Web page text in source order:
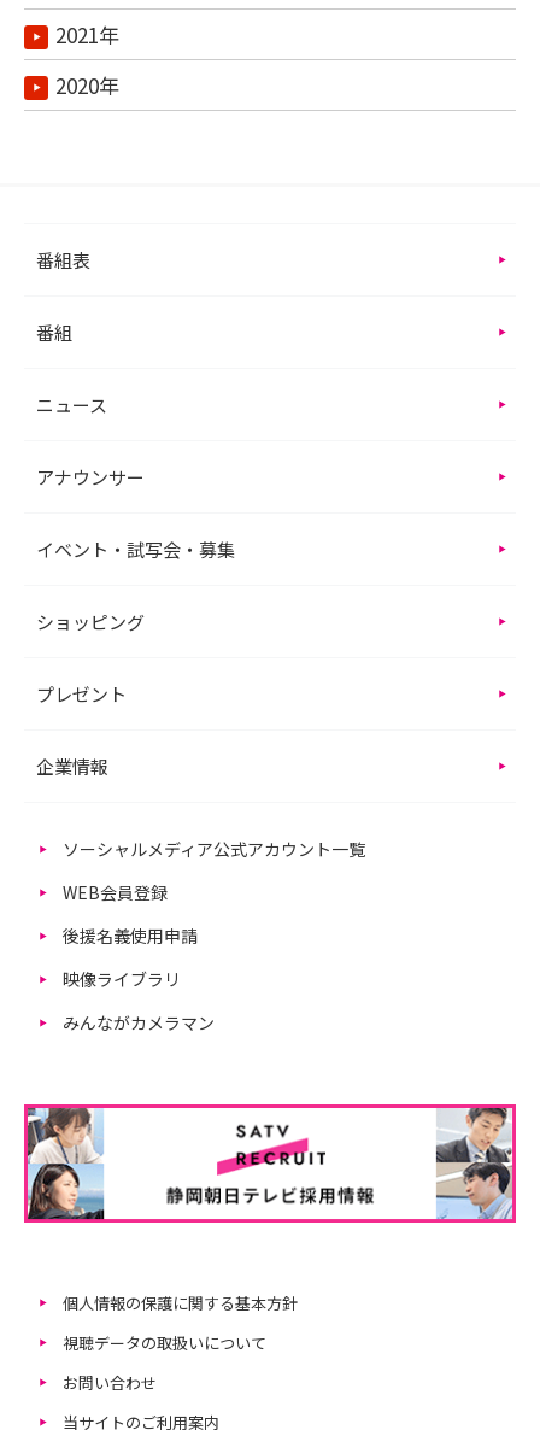
2021年
2020年
番組表
番組
ニュース
アナウンサー
イベント・試写会・募集
ショッピング
プレゼント
企業情報
ソーシャルメディア公式アカウント一覧
WEB会員登録
後援名義使用申請
映像ライブラリ
みんながカメラマン
個人情報の保護に関する基本方針
視聴データの取扱いについて
お問い合わせ
当サイトのご利用案内